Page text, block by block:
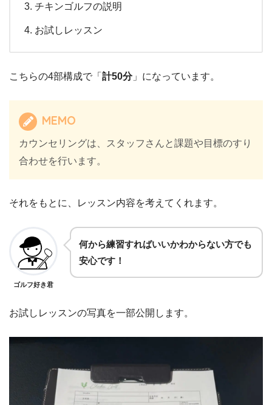
チキンゴルフの説明
お試しレッスン
こちらの4部構成で「 計50分」になっています。
MEMO
カウンセリングは、スタッフさんと課題や目標のすり
合わせを行います。
それをもとに、レッスン内容を考えてくれます。
ゴルフ好き君
何から練習すればいいかわからない方でも
安心です！
お試しレッスンの写真を一部公開します。